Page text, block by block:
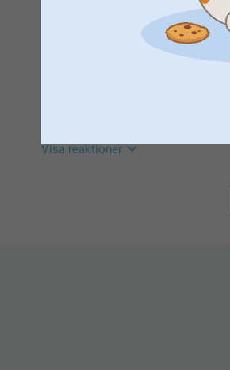
Tack frö ditt omdöme och
Visa reaktioner
Stort tack Anders för din